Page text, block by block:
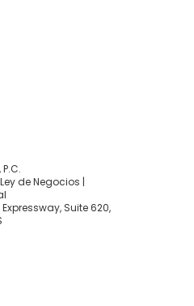
de Negocios |
Suite 620,